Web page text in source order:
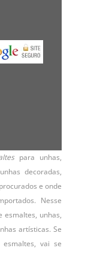
para unhas,
unhas decoradas,
e onde
Nesse
esmaltes, unhas,
artísticas. Se
vai se